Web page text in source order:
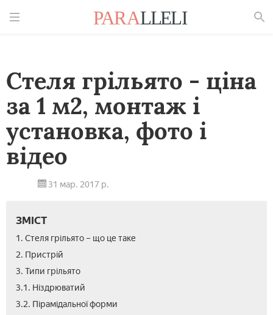
Стеля грільято - ціна
за 1 м2, монтаж і
установка, фото і
відео
31 мар. 2017 р.
ЗМІСТ
1. Стеля грільято – що це таке
2. Пристрій
3. Типи грільято
3.1. Ніздрюватий
3.2. Пірамідальної форми